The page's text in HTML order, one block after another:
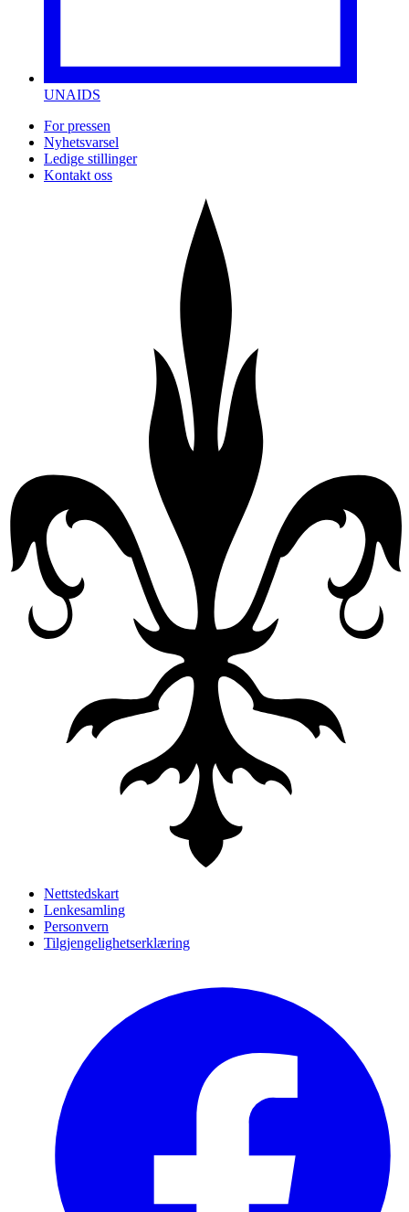
UNAIDS
For pressen
Nyhetsvarsel
Ledige stillinger
Kontakt oss
Nettstedskart
Lenkesamling
Personvern
Tilgjengelighetserklæring